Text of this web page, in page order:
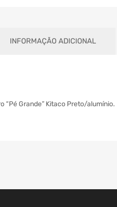
INFORMAÇÃO ADICIONAL
“Pé Grande” Kitaco Preto/alumínio.